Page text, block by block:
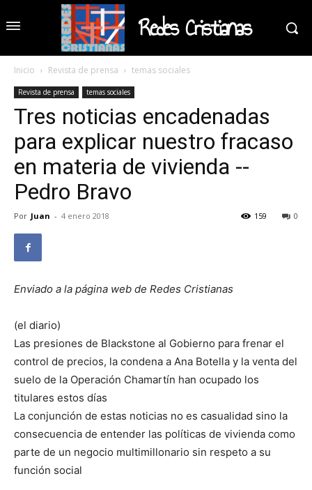
Redes Cristianas
Inicio Revista de prensa temas sociales
Revista de prensa temas sociales
Tres noticias encadenadas
para explicar nuestro fracaso
en materia de vivienda --
Pedro Bravo
Por Juan - 4 enero 2018 0
159
Enviado a la página web de Redes Cristianas
(el diario)
Las presiones de Blackstone al Gobierno para frenar el
control de precios, la condena a Ana Botella y la venta del
suelo de la Operación Chamartín han ocupado los
titulares estos días
La conjunción de estas noticias no es casualidad sino la
consecuencia de entender las políticas de vivienda como
parte de un negocio multimillonario sin respeto a su
función social